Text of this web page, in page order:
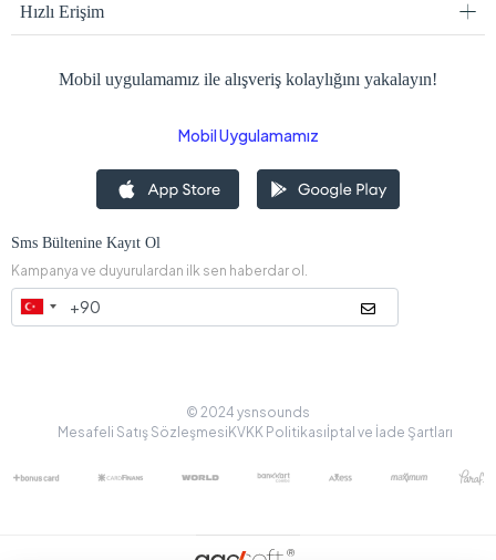
Hızlı Erişim
Mobil uygulamamız ile alışveriş kolaylığını yakalayın!
Mobil Uygulamamız
Sms Bültenine Kayıt Ol
Kampanya ve duyurulardan ilk sen haberdar ol.
© 2024 ysnsounds
Mesafeli Satış Sözleşmesi KVKK Politikasıİptal ve İade Şartları